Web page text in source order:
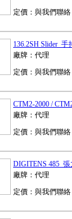
定價：與我們聯絡
136.2SH Slider 手
廠牌：代理
定價：與我們聯絡
CTM2-2000 /
廠牌：代理
定價：與我們聯絡
DIGITENS 485 張
廠牌：代理
定價：與我們聯絡